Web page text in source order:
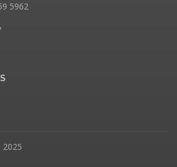
5962
2025